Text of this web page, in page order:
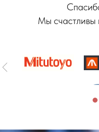
Мы счастливы